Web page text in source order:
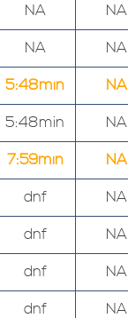
NA NA
NA NA
5:48min NA
5:48min NA
7:59min NA
dnf NA
dnf NA
dnf NA
dnf NA